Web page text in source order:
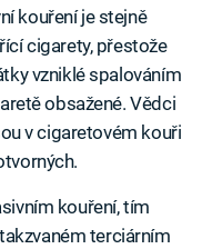
kouření je stejně
cigarety, přestože
vzniklé spalováním
obsažené. Vědci
v cigaretovém kouři
kouření, tím
terciárním